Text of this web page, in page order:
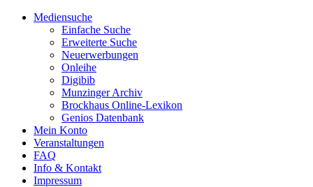
Mediensuche
Einfache Suche
Erweiterte Suche
Neuerwerbungen
Onleihe
Digibib
Munzinger Archiv
Brockhaus Online-Lexikon
Genios Datenbank
Mein Konto
Veranstaltungen
FAQ
Info & Kontakt
Impressum